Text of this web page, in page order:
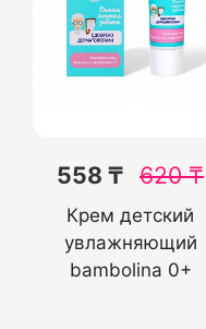
558 ₸ 620₸
Крем детский
увлажняющий
bambolina 0+